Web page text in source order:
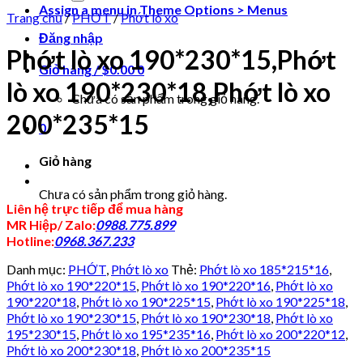
Assign a menu in Theme Options > Menus
Đăng nhập
Giỏ hàng /$0.000
Chưa có sản phẩm trong giỏ hàng.
0
Giỏ hàng
Chưa có sản phẩm trong giỏ hàng.
Trang chủ/PHỚT/Phớt lò xo
Phớt lò xo 190*230*15,Phớt
lò xo 190*230*18,Phớt lò xo
200*235*15
Liên hệ trực tiếp để mua hàng
MR Hiệp/ Zalo:0988.775.899
Hotline:0968.367.233
Danh mục: PHỚT, Phớt lò xo Thẻ: Phớt lò xo 185*215*16,
Phớt lò xo 190*220*15, Phớt lò xo 190*220*16, Phớt lò xo
190*220*18, Phớt lò xo 190*225*15, Phớt lò xo 190*225*18,
Phớt lò xo 190*230*15, Phớt lò xo 190*230*18, Phớt lò xo
195*230*15, Phớt lò xo 195*235*16, Phớt lò xo 200*220*12,
Phớt lò xo 200*230*18, Phớt lò xo 200*235*15